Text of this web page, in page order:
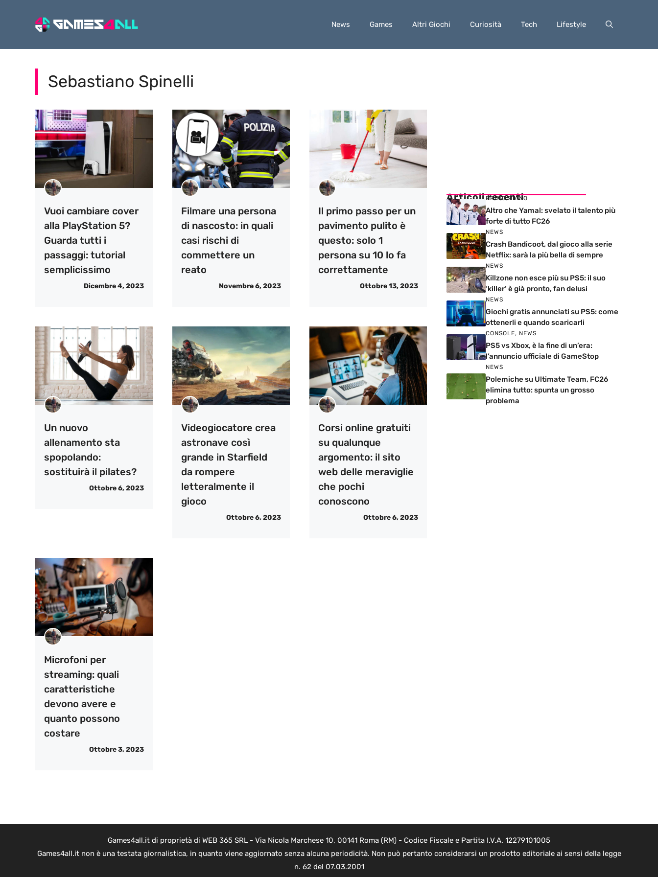
News Games Altri Giochi Curiosità Tech Lifestyle
Sebastiano Spinelli
Vuoi cambiare cover
alla PlayStation 5?
Guarda tutti i
passaggi: tutorial
semplicissimo
Dicembre 4, 2023
Filmare una persona
di nascosto: in quali
casi rischi di
commettere un
reato
Novembre 6, 2023
Il primo passo per un
pavimento pulito è
questo: solo 1
persona su 10 lo fa
correttamente
Ottobre 13, 2023
Un nuovo
allenamento sta
spopolando:
sostituirà il pilates?
Ottobre 6, 2023
Videogiocatore crea
astronave così
grande in Starfield
da rompere
letteralmente il
gioco
Ottobre 6, 2023
Corsi online gratuiti
su qualunque
argomento: il sito
web delle meraviglie
che pochi
conoscono
Ottobre 6, 2023
Microfoni per
streaming: quali
caratteristiche
devono avere e
quanto possono
costare
Ottobre 3, 2023
Articoli recenti
PRIMO PIANO
Altro che Yamal: svelato il talento più
forte di tutto FC26
NEWS
Crash Bandicoot, dal gioco alla serie
Netflix: sarà la più bella di sempre
NEWS
Killzone non esce più su PS5: il suo
‘killer’ è già pronto, fan delusi
NEWS
Giochi gratis annunciati su PS5: come
ottenerli e quando scaricarli
CONSOLE, NEWS
PS5 vs Xbox, è la fine di un’era:
l’annuncio ufficiale di GameStop
NEWS
Polemiche su Ultimate Team, FC26
elimina tutto: spunta un grosso
problema
Games4all.it di proprietà di WEB 365 SRL - Via Nicola Marchese 10, 00141 Roma (RM) - Codice Fiscale e Partita I.V.A. 12279101005
Games4all.it non è una testata giornalistica, in quanto viene aggiornato senza alcuna periodicità. Non può pertanto considerarsi un prodotto editoriale ai sensi della legge
n. 62 del 07.03.2001